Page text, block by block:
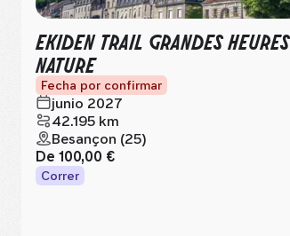
EKIDEN TRAIL GRANDES HEURES
NATURE
Fecha por confirmar
junio 2027
42.195 km
Besançon (25)
De 100,00 €
Correr